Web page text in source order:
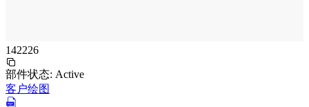
142226
部件状态: Active
客户绘图